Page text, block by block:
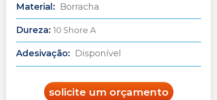
Material: Borracha
Dureza: 10 Shore A
Adesivação: Disponível
solicite um orçamento